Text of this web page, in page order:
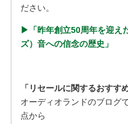
ださい。
▶︎「昨年創立50周年を迎え
ズ）音への信念の歴史」
「リセールに関するおすす
オーディオランドのブログ
点から